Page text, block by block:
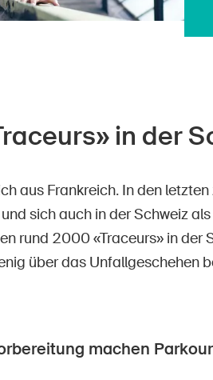
in der
aus Frankreich. In den
sich auch in der Schweiz
rund 2000 «Traceurs» in der
über das Unfallgeschehen
machen